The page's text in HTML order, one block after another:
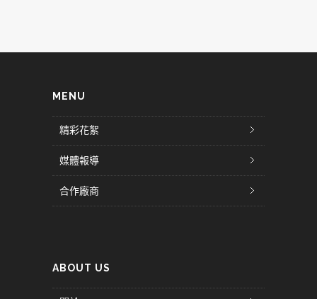
MENU
精彩花絮
媒體報導
合作廠商
ABOUT US